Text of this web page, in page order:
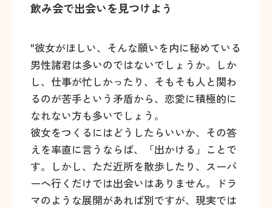
飲み会で出会いを見つけよう
"彼女がほしい、そんな願いを内に秘めている
男性諸君は多いのではないでしょうか。しか
し、仕事が忙しかったり、そもそも人と関わ
るのが苦手という矛盾から、恋愛に積極的に
なれない方も多いでしょう。
彼女をつくるにはどうしたらいいか、その答
えを率直に言うならば、「出かける」ことで
す。しかし、ただ近所を散歩したり、スーパ
ーへ行くだけでは出会いはありません。ドラ
マのような展開があれば別ですが、現実では